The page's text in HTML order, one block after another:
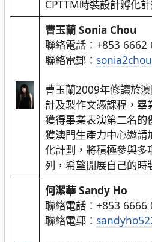
CPTTM時裝設計孵化計
曹玉蘭 Sonia Chou
聯絡電話：+853 6662
聯絡電郵：
曹玉蘭2009年修讀於
計及製作文憑課程，畢
獲得畢業表演第二名的
獲澳門生產力中心邀請
化計劃，將積極參與多
列，希望開展自己的時
何潔華 Sandy Ho
聯絡電話：+853 6666
聯絡電郵：